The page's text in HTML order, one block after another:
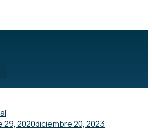
2020diciembre 20, 2023